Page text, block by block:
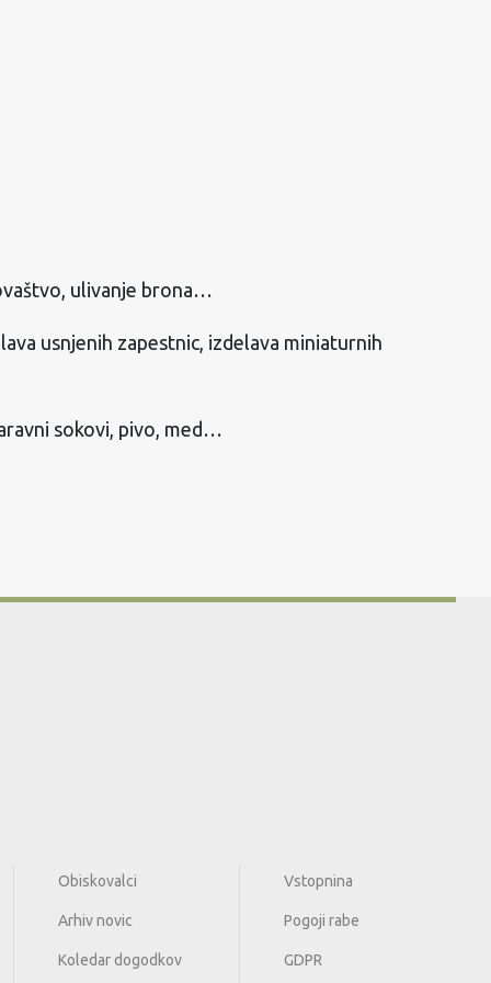
ulivanje brona…
usnjenih zapestnic, izdelava miniaturnih
sokovi, pivo, med…
Obiskovalci
Arhiv novic
Koledar dogodkov
Vstopnina
Pogoji rabe
GDPR